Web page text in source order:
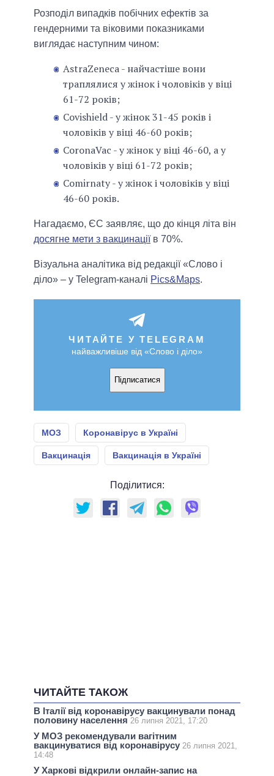
Розподіл випадків побічних ефектів за
гендерними та віковими показниками
виглядає наступним чином:
AstraZeneca - найчастіше вони
траплялися у жінок і чоловіків у віці
61-72 років;
Covishield - у жінок 31-45 років і
чоловіків у віці 46-60 років;
CoronaVac - у жінок у віці 46-60, а у
чоловіків у віці 61-72 років;
Comirnaty - у жінок і чоловіків у віці
46-60 років.
Нагадаємо, ЄС заявляє, що до кінця літа він
досягне мети з вакцинаціїв 70%.
Візуальна аналітика від редакції «Слово і
діло» – у Telegram-каналі Pics&Maps.
ЧИТАЙТЕ У TELEGRAM
найважливіше від «Слово і діло»
Підписатися
МОЗ Коронавірус в Україні
Вакцинація Вакцинація в Україні
Поділитися:
ЧИТАЙТЕ ТАКОЖ
В Італії від коронавірусу вакцинували понад
половину населення 26 липня 2021, 17:20
У МОЗ рекомендували вагітним
вакцинуватися від коронавірусу 26 липня 2021,
14:48
У Харкові відкрили онлайн-запис на